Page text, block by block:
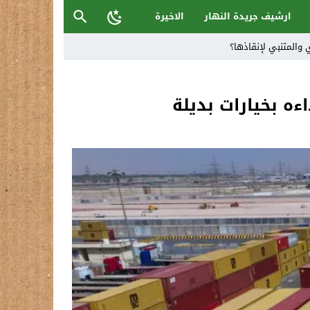
ارشيف جريدة النهار
الاخيرة
لإنقاذها؟
بخيارات بديلة